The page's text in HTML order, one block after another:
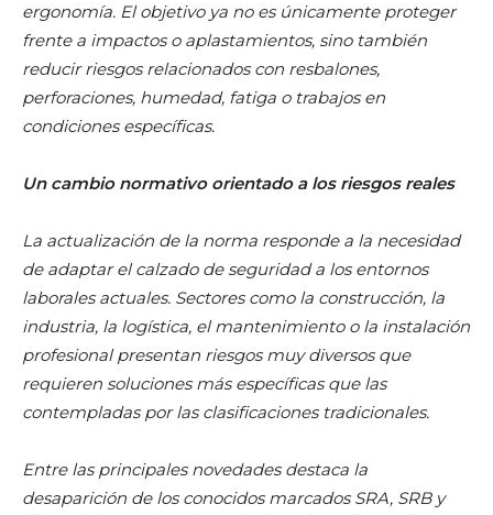
ergonomía. El objetivo ya no es únicamente proteger
frente a impactos o aplastamientos, sino también
reducir riesgos relacionados con resbalones,
perforaciones, humedad, fatiga o trabajos en
condiciones específicas.
Un cambio normativo orientado a los riesgos reales
La actualización de la norma responde a la necesidad
de adaptar el calzado de seguridad a los entornos
laborales actuales. Sectores como la construcción, la
industria, la logística, el mantenimiento o la instalación
profesional presentan riesgos muy diversos que
requieren soluciones más específicas que las
contempladas por las clasificaciones tradicionales.
Entre las principales novedades destaca la
desaparición de los conocidos marcados SRA, SRB y